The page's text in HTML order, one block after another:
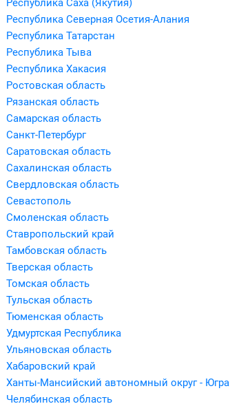
Республика Саха (Якутия)
Республика Северная Осетия-Алания
Республика Татарстан
Республика Тыва
Республика Хакасия
Ростовская область
Рязанская область
Самарская область
Санкт-Петербург
Саратовская область
Сахалинская область
Свердловская область
Севастополь
Смоленская область
Ставропольский край
Тамбовская область
Тверская область
Томская область
Тульская область
Тюменская область
Удмуртская Республика
Ульяновская область
Хабаровский край
Ханты-Мансийский автономный округ - Югра
Челябинская область